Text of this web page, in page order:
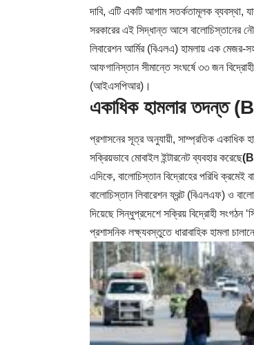
দাবি, এটি একটি আগাম সতর্কতামূলক ব্যবস্থা,
সরকারের এই সিদ্ধান্ত আসে বালোচিস্তানের
লিবারেশন আর্মির (বিএলএ) হামলায় এক মেজর-
আফগানিস্তান সীমান্তে সংঘর্ষে ৩৩ জন
(আইএসপিআর)।
একাধিক হামলার
প্রশাসনের সূত্র অনুযায়ী, সাম্প্রতিক একাধিক
সক্রিয়ভাবে মোবাইল ইন্টারনেট ব্যবহার করেছে
এদিকে, বালোচিস্তান বিদ্রোহের পরিধি
বালোচিস্তান লিবারেশন ফ্রন্ট (বিএলএফ) ও
দিয়েছে সিন্ধুপ্রদেশে সক্রিয় বিদ্রোহী
প্রশাসনিক লক্ষ্যবস্তুতে ধারাবাহিক হামলা